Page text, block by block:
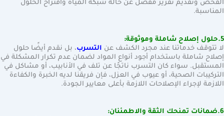
الفحص وتقديم تقرير مفصل عن حالة شبكة المياه واقتراح الحلول
المناسبة.
5.حلول إصلاح شاملة وموثوقة:
لا تتوقف خدماتنا عند مجرد الكشف عن التسرب، بل نقدم أيضًا حلول
إصلاح شاملة باستخدام أجود أنواع المواد لضمان عدم تكرار المشكلة في
المستقبل. سواء كان التسرب ناتجًا عن تلف في الأنابيب، أو مشاكل في
التركيبات الصحية، أو عيوب في العزل، فإن فريقنا لديه الخبرة والكفاءة
اللازمة لإجراء الإصلاحات اللازمة بأعلى معايير الجودة.
6.ضمانات تمنحك الثقة والاطمئنان: